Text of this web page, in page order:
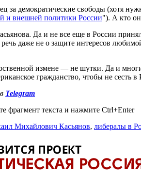
за демократические свободы (хотя
и внешней политики России"). А кто
Да и не все еще в России
даже не о защите интересов
измене — не шутки. Да и
гражданство, чтобы не сесть в
Telegram
фрагмент текста и нажмите Ctrl+Enter
Михайлович Касьянов, либералы в